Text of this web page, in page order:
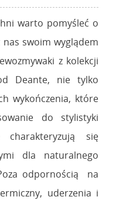
warto pomyśleć o
nas swoim wyglądem
z kolekcji
Deante, nie tylko
wykończenia, które
do stylistyki
się
dla naturalnego
odpornością na
uderzenia i